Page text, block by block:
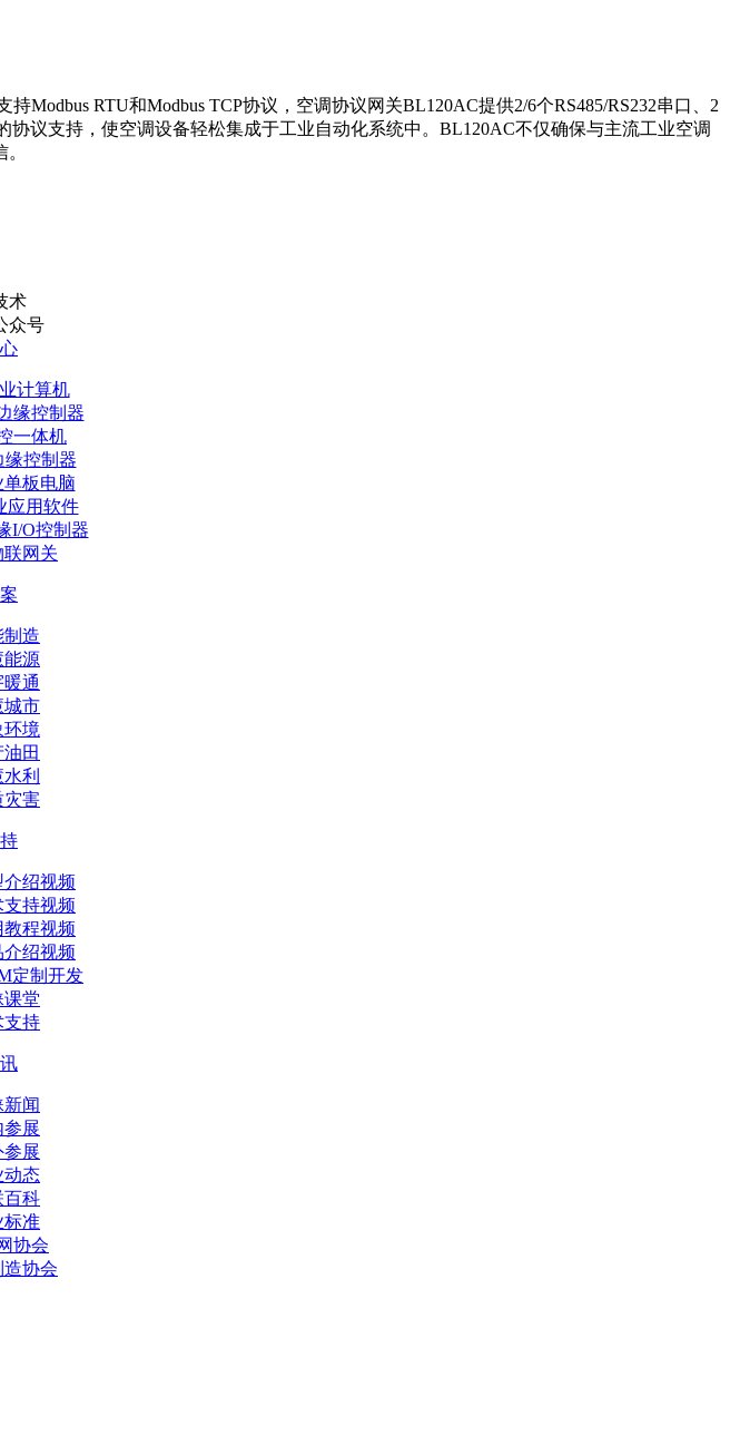
RTU和Modbus TCP协议，空调协议网关BL120AC提供2/6个RS485/RS232串口、2
议支持，使空调设备轻松集成于工业自动化系统中。BL120AC不仅确保与主流工业空调
众号
计算机
缘控制器
一体机
缘控制器
单板电脑
应用软件
I/O控制器
联网关
制造
能源
通
城市
环境
田
利
灾害
介绍视频
持视频
教程视频
绍视频
定制开发
课堂
支持
闻
参展
参展
动态
百科
标准
协会
造协会